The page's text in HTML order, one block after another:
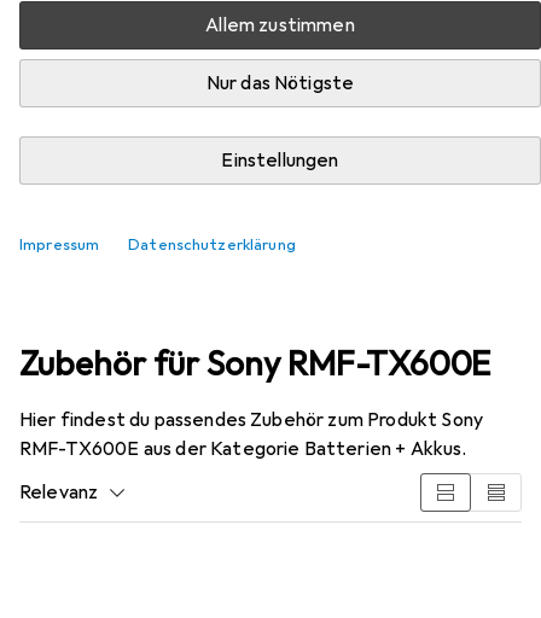
Allem zustimmen
Nur das Nötigste
Einstellungen
Impressum Datenschutzerklärung
Zubehör für Sony RMF-TX600E
Hier findest du passendes Zubehör zum Produkt Sony
RMF-TX600E aus der Kategorie Batterien + Akkus.
Relevanz